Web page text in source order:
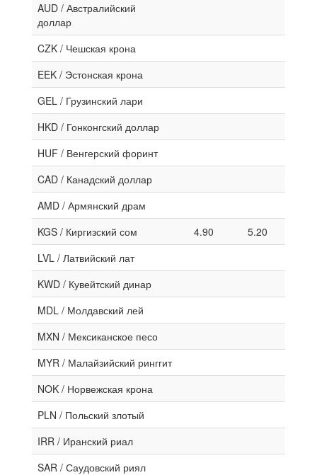
AUD / Австралийский
доллар
CZK / Чешская крона
EEK / Эстонская крона
GEL / Грузинский лари
HKD / Гонконгский доллар
HUF / Венгерский форинт
CAD / Канадский доллар
AMD / Армянский драм
KGS / Киргизский сом
4.90
5.20
LVL / Латвийский лат
KWD / Кувейтский динар
MDL / Молдавский лей
MXN / Мексиканское песо
MYR / Малайзийский ринггит
NOK / Норвежская крона
PLN / Польский злотый
IRR / Иранский риал
SAR / Саудовский риял